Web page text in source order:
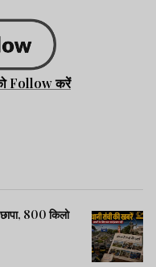
Follow करें
800 किलो